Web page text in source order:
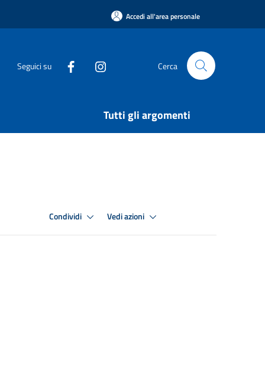
Accedi all'area personale
Seguici su Cerca
Tutti gli argomenti
Condividi Vedi azioni